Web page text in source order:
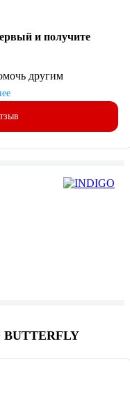
и получите
другим
BUTTERFLY